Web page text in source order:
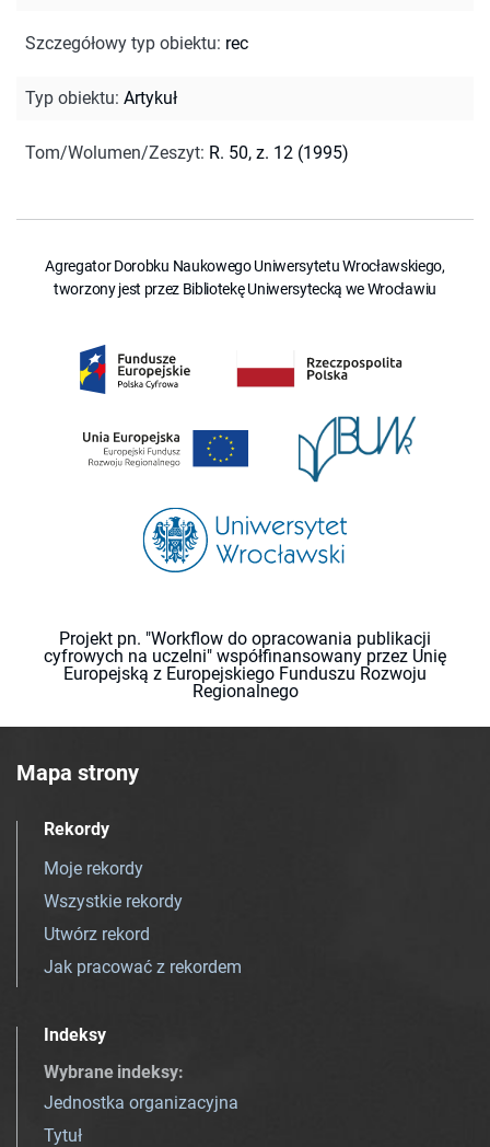
Szczegółowy typ obiektu: rec
Typ obiektu: Artykuł
Tom/Wolumen/Zeszyt: R. 50, z. 12 (1995)
Agregator Dorobku Naukowego Uniwersytetu Wrocławskiego,
tworzony jest przez Bibliotekę Uniwersytecką we Wrocławiu
Projekt pn. "Workflow do opracowania publikacji
cyfrowych na uczelni" współfinansowany przez Unię
Europejską z Europejskiego Funduszu Rozwoju
Regionalnego
Mapa strony
Rekordy
Moje rekordy
Wszystkie rekordy
Utwórz rekord
Jak pracować z rekordem
Indeksy
Wybrane indeksy:
Jednostka organizacyjna
Tytuł